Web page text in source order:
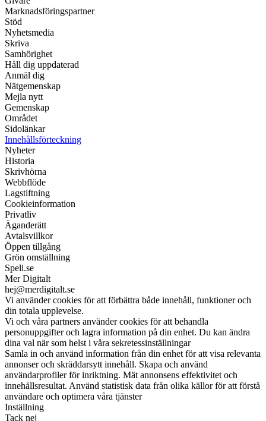
Marknadsföringspartner
Stöd
Nyhetsmedia
Skriva
Samhörighet
Håll dig uppdaterad
Anmäl dig
Nätgemenskap
Mejla nytt
Gemenskap
Området
Sidolänkar
Innehållsförteckning
Nyheter
Historia
Skrivhörna
Webbflöde
Lagstiftning
Cookieinformation
Privatliv
Äganderätt
Avtalsvillkor
Öppen tillgång
Grön omställning
Speli.se
Mer Digitalt
hej@merdigitalt.se
Vi använder cookies för att förbättra både innehåll, funktioner och
din totala upplevelse.
Vi och våra partners använder cookies för att behandla
personuppgifter och lagra information på din enhet. Du kan ändra
dina val när som helst i våra sekretessinställningar
Samla in och använd information från din enhet för att visa relevanta
annonser och skräddarsytt innehåll. Skapa och använd
användarprofiler för inriktning. Mät annonsens effektivitet och
innehållsresultat. Använd statistisk data från olika källor för att förstå
användare och optimera våra tjänster
Inställning
Tack nej